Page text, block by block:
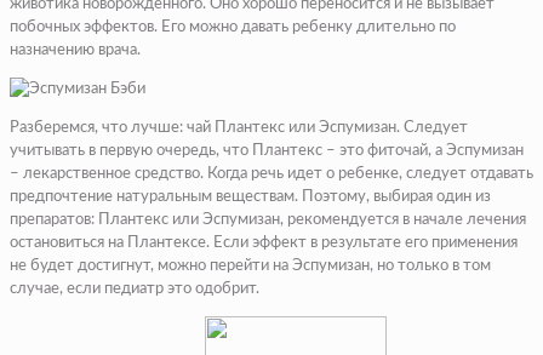
животика новорожденного. Оно хорошо переносится и не вызывает
побочных эффектов. Его можно давать ребенку длительно по
назначению врача.
Разберемся, что лучше: чай Плантекс или Эспумизан. Следует
учитывать в первую очередь, что Плантекс – это фиточай, а Эспумизан
– лекарственное средство. Когда речь идет о ребенке, следует отдавать
предпочтение натуральным веществам. Поэтому, выбирая один из
препаратов: Плантекс или Эспумизан, рекомендуется в начале лечения
остановиться на Плантексе. Если эффект в результате его применения
не будет достигнут, можно перейти на Эспумизан, но только в том
случае, если педиатр это одобрит.